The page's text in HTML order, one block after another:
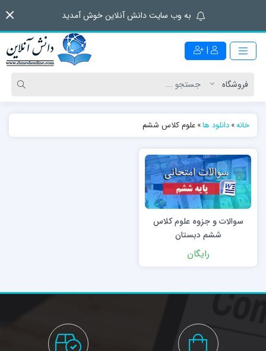
به وب سایت دانش آنلاین خوش آمدید
|
خانه»دانلود ها»علوم کلاس ششم
سوالات و جزوه علوم کلاس
ششم دبستان
رایگان